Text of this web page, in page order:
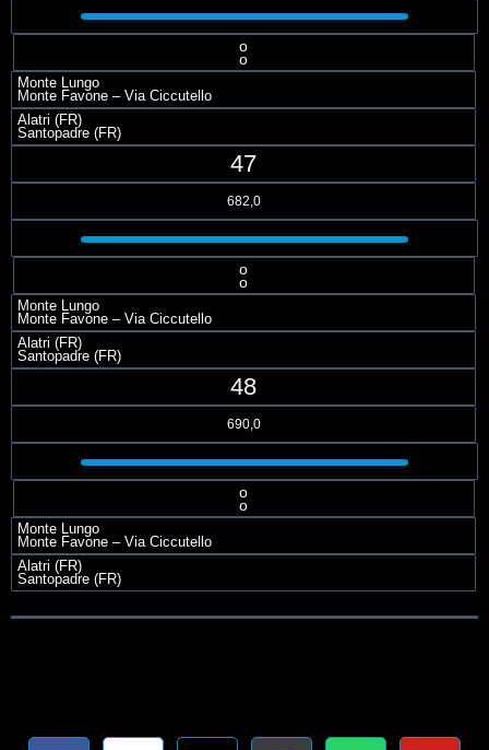
o
o
Monte Lungo
Monte Favone – Via Ciccutello
Alatri (FR)
Santopadre (FR)
47
682,0
o
o
Monte Lungo
Monte Favone – Via Ciccutello
Alatri (FR)
Santopadre (FR)
48
690,0
o
o
Monte Lungo
Monte Favone – Via Ciccutello
Alatri (FR)
Santopadre (FR)